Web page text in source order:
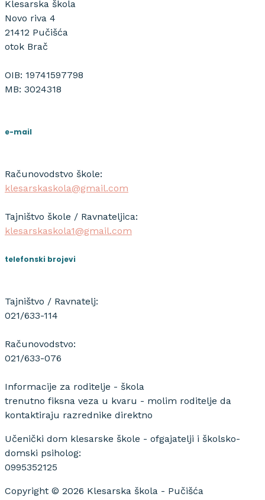
Klesarska škola
Novo riva 4
21412 Pučišća
otok Brač
OIB: 19741597798
MB: 3024318
e-mail
Računovodstvo škole:
klesarskaskola@gmail.com
Tajništvo škole / Ravnateljica:
klesarskaskola1@gmail.com
telefonski brojevi
Tajništvo / Ravnatelj:
021/633-114
Računovodstvo:
021/633-076
Informacije za roditelje - škola
trenutno fiksna veza u kvaru - molim roditelje da
kontaktiraju razrednike direktno
Učenički dom klesarske škole - ofgajatelji i školsko-
domski psiholog:
0995352125
Copyright © 2026 Klesarska škola - Pučišća